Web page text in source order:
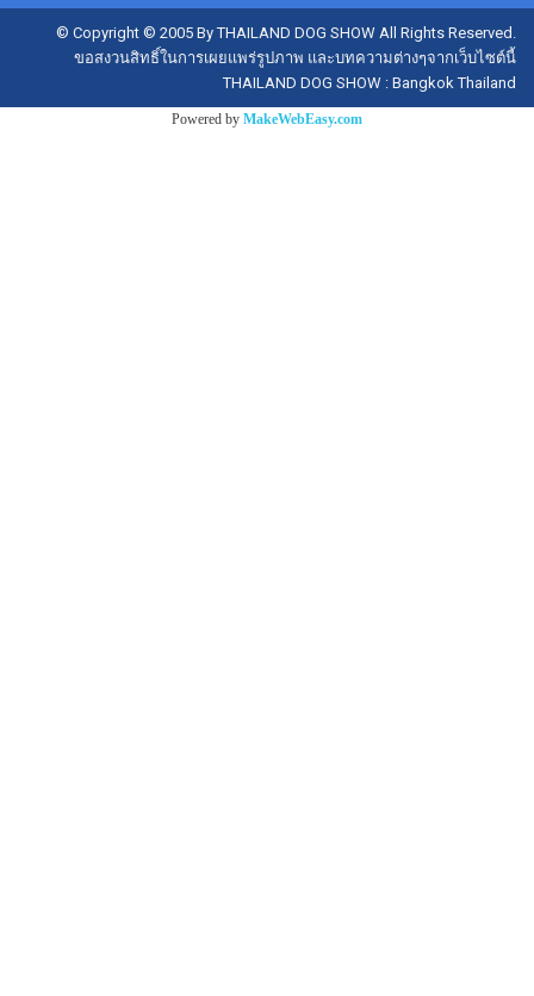
© Copyright © 2005 By THAILAND DOG SHOW All Rights Reserved.
ขอสงวนสิทธิ์ในการเผยแพร่รูปภาพ และบทความต่างๆจากเว็บไซต์นี้
THAILAND DOG SHOW : Bangkok Thailand
Powered by MakeWebEasy.com